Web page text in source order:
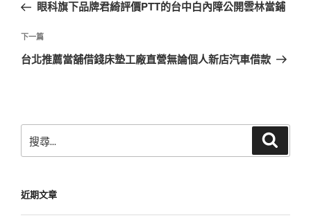
導
覽
文
章
眼科旗下品牌君綺評價PTT的台中白內障公開雲林當鋪
下
一
下一篇
台北推薦當舖借錢床墊工廠直營無論個人新店汽車借款
尋
字:
近期文章